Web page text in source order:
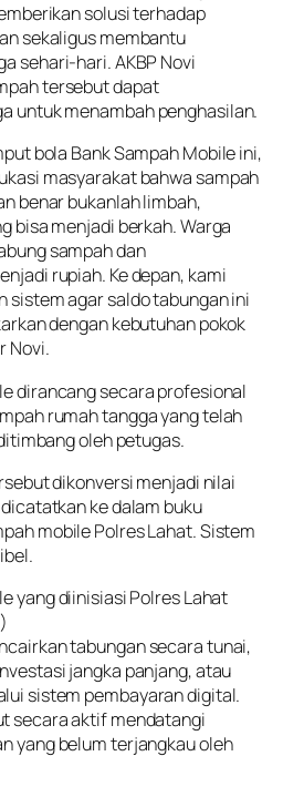
solusi terhadap
sekaligus membantu
sehari-hari. AKBP Novi
tersebut dapat
untuk menambah penghasilan.
bola Bank Sampah Mobile ini,
masyarakat bahwa sampah
benar bukanlah limbah,
bisa menjadi berkah. Warga
sampah dan
rupiah. Ke depan, kami
sistem agar saldo tabungan ini
dengan kebutuhan pokok
Novi.
dirancang secara profesional
rumah tangga yang telah
oleh petugas.
dikonversi menjadi nilai
ke dalam buku
mobile Polres Lahat. Sistem
yang diinisiasi Polres Lahat
tabungan secara tunai,
jangka panjang, atau
sistem pembayaran digital.
secara aktif mendatangi
yang belum terjangkau oleh